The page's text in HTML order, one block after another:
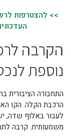
>> להצטרפות
הקרבה
נוספת
התחבורה הציבורית
הרכבת הקלה. הקו
לעבור באלוף שדה,
משמעותית. קרבה